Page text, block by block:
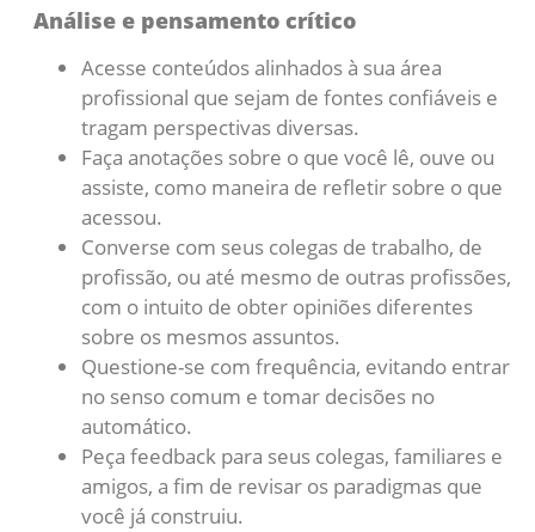
Análise e pensamento crítico
Acesse conteúdos alinhados à sua área
profissional que sejam de fontes confiáveis e
tragam perspectivas diversas.
Faça anotações sobre o que você lê, ouve ou
assiste, como maneira de refletir sobre o que
acessou.
Converse com seus colegas de trabalho, de
profissão, ou até mesmo de outras profissões,
com o intuito de obter opiniões diferentes
sobre os mesmos assuntos.
Questione-se com frequência, evitando entrar
no senso comum e tomar decisões no
automático.
Peça feedback para seus colegas, familiares e
amigos, a fim de revisar os paradigmas que
você já construiu.